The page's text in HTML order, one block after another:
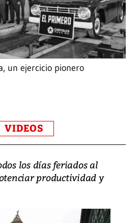
un ejercicio pionero
VIDEOS
los días feriados al
productividad y